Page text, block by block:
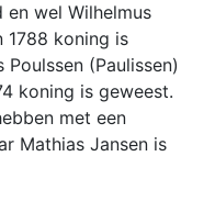
wel Wilhelmus
1788 koning is
(Paulissen)
koning is geweest.
met een
Mathias Jansen is